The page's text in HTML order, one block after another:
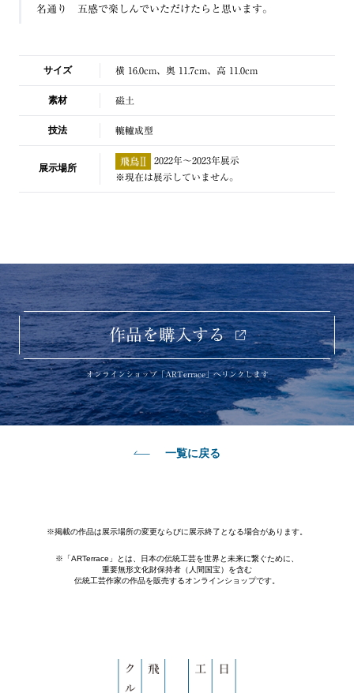
名通り 五感で楽しんでいただけたらと思います。
サイズ 横 16.0cm、奥 11.7cm、高 11.0cm
素材 磁土
技法 轆轤成型
展示場所
2022年～2023年展示
※現在は展示していません。
作品を購入する
オンラインショップ「ARTerrace」へリンクします
一覧に戻る
※掲載の作品は展示場所の変更ならびに展示終了となる場合があります。
※「ARTerrace」とは、日本の伝統工芸を世界と未来に繋ぐために、
重要無形文化財保持者（人間国宝）を含む
伝統工芸作家の作品を販売するオンラインショップです。